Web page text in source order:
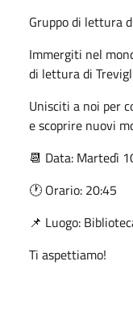
Gruppo di lettura
Immergiti nel
di lettura di
Unisciti a noi per
e scoprire nuovi
📆 Data: Martedì
🕐 Orario: 20:45
📌 Luogo:
Ti aspettiamo!